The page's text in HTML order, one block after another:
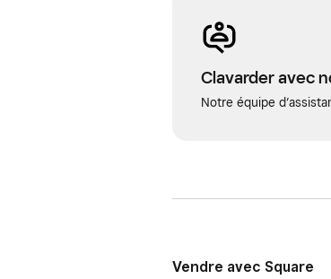
Clavarder avec
Notre équipe
Vendre avec Square